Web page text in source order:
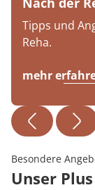
Tipps und
Reha.
mehr
Besondere
Unser